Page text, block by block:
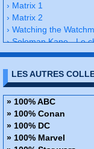
› Matrix 1
› Matrix 2
› Watching the
› Soloman Kane - Le
› Kick-Ass 1 - Le
› Kick-Ass 2 - Brume
› X-men - Jeunes
› A god somewhere -
› Nemesis
› Die Hard
› Kick-Ass - Deluxe
LES AUTRES
» 100% ABC
» 100% Conan
» 100% DC
» 100% Marvel